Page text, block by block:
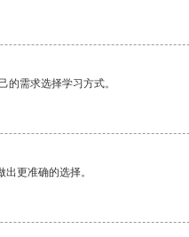
的需求选择学习方式。
更准确的选择。